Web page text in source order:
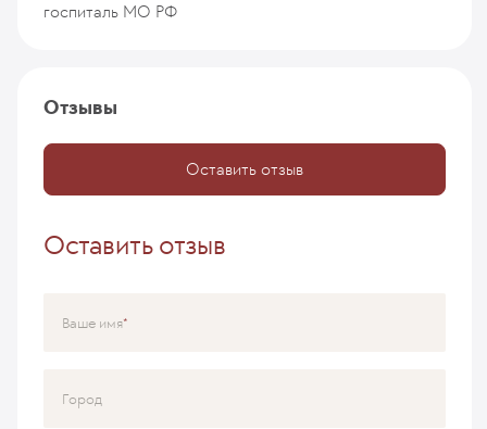
госпиталь МО РФ
Отзывы
Оставить отзыв
Оставить отзыв
Ваше имя
Город